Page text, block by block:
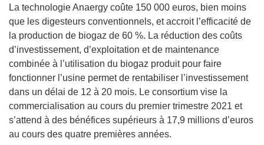
a
n
s
u
n
e
n
o
u
v
La technologie Anaergy coûte 150 000 euros, bien moins
que les digesteurs conventionnels, et accroit l’efficacité de
la production de biogaz de 60 %. La réduction des coûts
d’investissement, d’exploitation et de maintenance
combinée à l’utilisation du biogaz produit pour faire
fonctionner l’usine permet de rentabiliser l’investissement
dans un délai de 12 à 20 mois. Le consortium vise la
commercialisation au cours du premier trimestre 2021 et
s’attend à des bénéfices supérieurs à 17,9 millions d’euros
au cours des quatre premières années.